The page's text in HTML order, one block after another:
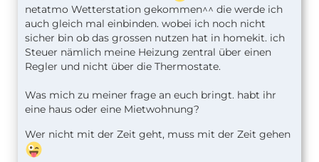
netatmo Wetterstation gekommen^^ die werde ich
auch gleich mal einbinden. wobei ich noch nicht
sicher bin ob das grossen nutzen hat in homekit. ich
Steuer nämlich meine Heizung zentral über einen
Regler und nicht über die Thermostate.
Was mich zu meiner frage an euch bringt. habt ihr
eine haus oder eine Mietwohnung?
Wer nicht mit der Zeit geht, muss mit der Zeit gehen